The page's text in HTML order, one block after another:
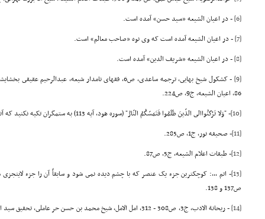
[6] - در اعیان الشیعه «سید حسن» آمده است.
[7] - در اعیان الشیعه آمده است که وى نوه «صاحب معالم» است.
[8] - در اعیان الشیعه «شریف الدین» آمده است.
[9]
86, اعیان الشیعه، ج9، ص224.
[10]
- "وَلا تَرْکَنُواالى الذّینَ ظَلَمُوا فَتَمَسّکُمُ النّارُ" (سوره هود، آیه 113) به ستمگران تکیه نکنید که آتشى شما را فرا خواهد گرفت.
[11]
- صحیفه نور، ج1، ص285.
[12]
- طبقات اعلام الشیعه، ج5، ص87.
[13]
ص137 و 138.
[14]